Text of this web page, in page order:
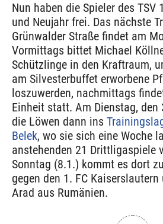
Nun haben die Spieler des TSV
und Neujahr frei. Das nächste
Grünwalder Straße findet am
Vormittags bittet Michael
Schützlinge in den Kraftraum,
am Silvesterbuffet erworbene
loszuwerden, nachmittags
Einheit statt. Am Dienstag, den
die Löwen dann ins
Belek, wo sie sich eine Woche
anstehenden 21 Drittligaspiele
Sonntag (8.1.) kommt es dort zu
gegen den 1. FC Kaiserslautern
Arad aus Rumänien.